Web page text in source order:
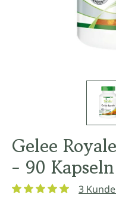
Gelee
- 90 Kapseln
3